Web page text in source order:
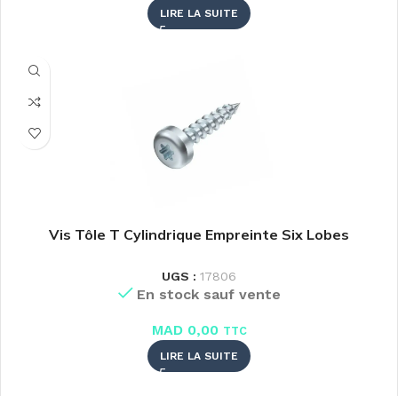
LIRE LA SUITE
Vis Tôle T Cylindrique Empreinte Six Lobes
UGS : 17806
En stock sauf vente
MAD0,00 TTC
LIRE LA SUITE